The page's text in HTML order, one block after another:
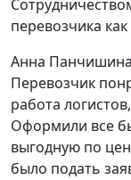
перевозчика
Анна Панчишина
Перевозчик
работа
Оформили все
выгодную по
было подать